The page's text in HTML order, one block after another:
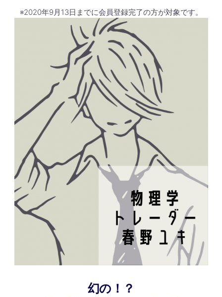
※2020年9月13日までに会員登録完了の方が対象です。
幻の！？